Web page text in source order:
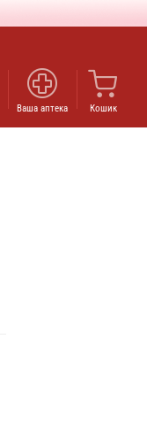
Ваша аптека Кошик